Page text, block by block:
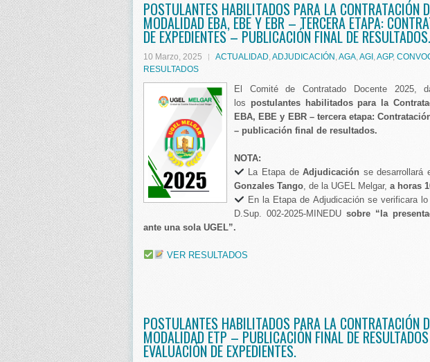
POSTULANTES HABILITADOS PARA LA CONTRATACIÓN
MODALIDAD EBA, EBE Y EBR – TERCERA ETAPA:
DE EXPEDIENTES – PUBLICACIÓN FINAL DE RESULTADOS.
10 Marzo, 2025 ACTUALIDAD ADJUDICACIÓN AGA AGI AGP,
RESULTADOS
El Comité de Contratado Docente 2025,
los postulantes habilitados para la
EBA, EBE y EBR – tercera etapa:
– publicación final de resultados.
NOTA:
La Etapa deAdjudicación se desarrollará
Gonzales Tango , de la UGEL Melgar, a horas
En la Etapa de Adjudicación se verificara
D.Sup. 002-2025-MINEDU sobre “la
ante una sola UGEL”.
VER RESULTADOS
POSTULANTES HABILITADOS PARA LA CONTRATACIÓN
MODALIDAD ETP – PUBLICACIÓN FINAL DE
EVALUACIÓN DE EXPEDIENTES.